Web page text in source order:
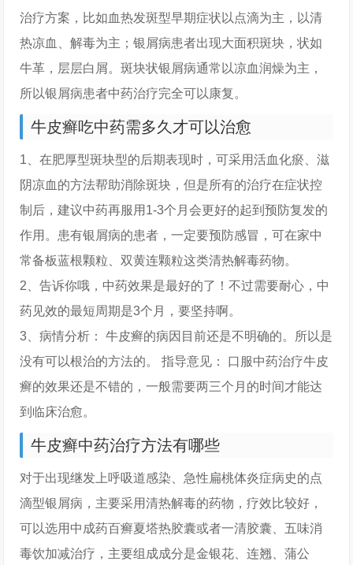
治疗方案，比如血热发斑型早期症状以点滴为主，以清
热凉血、解毒为主；银屑病患者出现大面积斑块，状如
牛革，层层白屑。斑块状银屑病通常以凉血润燥为主，
所以银屑病患者中药治疗完全可以康复。
牛皮癣吃中药需多久才可以治愈
1、在肥厚型斑块型的后期表现时，可采用活血化瘀、滋
阴凉血的方法帮助消除斑块，但是所有的治疗在症状控
制后，建议中药再服用1-3个月会更好的起到预防复发的
作用。患有银屑病的患者，一定要预防感冒，可在家中
常备板蓝根颗粒、双黄连颗粒这类清热解毒药物。
2、告诉你哦，中药效果是最好的了！不过需要耐心，中
药见效的最短周期是3个月，要坚持啊。
3、病情分析： 牛皮癣的病因目前还是不明确的。所以是
没有可以根治的方法的。 指导意见： 口服中药治疗牛皮
癣的效果还是不错的，一般需要两三个月的时间才能达
到临床治愈。
牛皮癣中药治疗方法有哪些
对于出现继发上呼吸道感染、急性扁桃体炎症病史的点
滴型银屑病，主要采用清热解毒的药物，疗效比较好，
可以选用中成药百癣夏塔热胶囊或者一清胶囊、五味消
毒饮加减治疗，主要组成成分是金银花、连翘、蒲公